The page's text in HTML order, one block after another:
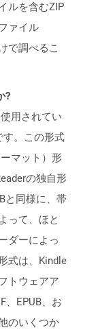
ルを含むZIP
ァイル
で調べるこ
?
用されてい
す。この形式
マット）形
の独自形
と同様に、帯
って、ほと
ダーによっ
式は、Kindle
トウェアア
、EPUB、お
のいくつか